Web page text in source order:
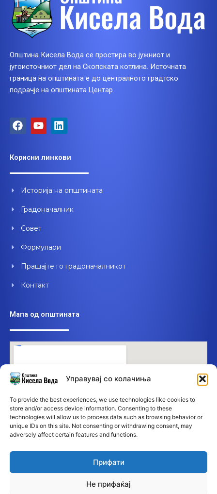
Управувај со колачиња
To provide the best experiences, we use technologies like cookies to
store and/or access device information. Consenting to these
technologies will allow us to process data such as browsing behavior or
unique IDs on this site. Not consenting or withdrawing consent, may
adversely affect certain features and functions.
Прифати
Не прифаќај
Општина Кисела Вода се простира во јужниот и
југоисточниот дел на Скопската котлина. Источната
граница на општината е до централното градтско
подрачје на општината Центар.
F
a
e
b
o
k
Y
o
t
u
b
L
i
k
e
d
n
Корисни линкови
Историја на општината
Градоначалник
Совет
Формулари
Прашајте го градоначалникот
Контакт
Мапа од општината